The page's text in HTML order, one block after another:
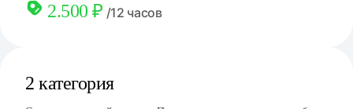
2.500 ₽ /12 часов
2 категория